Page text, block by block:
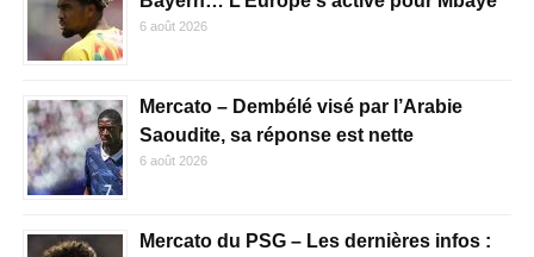
6 août 2026
Mercato – Dembélé visé par l’Arabie
Saoudite, sa réponse est nette
6 août 2026
Mercato du PSG – Les dernières infos :